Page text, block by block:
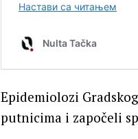
Epidemiolozi
putnicima i započeli